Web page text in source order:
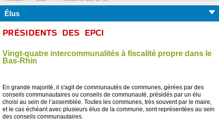
Élus
PRÉSIDENTS DES EPCI
Vingt-quatre intercommunalités à fiscalité propre dans le
Bas-Rhin
En grande majorité, il s'agit de communautés de communes, gérées par des
conseils communautaires ou conseils de communauté, présidés par un élu
choisi au sein de l’assemblée. Toutes les communes, très souvent par le maire,
et le cas échéant avec plusieurs élus de la commune, sont représentées au sein
des conseils communautaires.